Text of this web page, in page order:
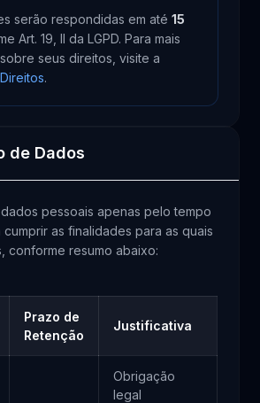
serão respondidas em até 15
Art. 19, II da LGPD. Para mais
seus direitos, visite a
.
de Dados
pessoais apenas pelo tempo
as finalidades para as quais
conforme resumo abaixo:
Prazo de
Retenção
Justificativa
Obrigação
legal